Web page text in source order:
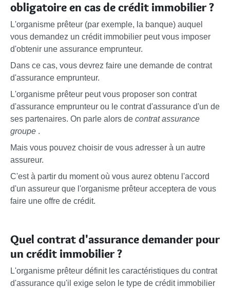
obligatoire en cas de crédit immobilier ?
L'organisme prêteur (par exemple, la banque) auquel
vous demandez un crédit immobilier peut vous imposer
d'obtenir une assurance emprunteur.
Dans ce cas, vous devrez faire une demande de contrat
d'assurance emprunteur.
L'organisme prêteur peut vous proposer son contrat
d'assurance emprunteur ou le contrat d'assurance d'un de
ses partenaires. On parle alors de contrat assurance
groupe .
Mais vous pouvez choisir de vous adresser à un autre
assureur.
C'est à partir du moment où vous aurez obtenu l'accord
d'un assureur que l'organisme prêteur acceptera de vous
faire une offre de crédit.
Quel contrat d'assurance demander pour
un crédit immobilier ?
L'organisme prêteur définit les caractéristiques du contrat
d'assurance qu'il exige selon le type de crédit immobilier